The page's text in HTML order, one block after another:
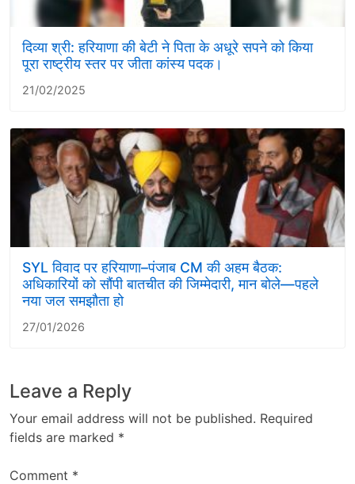
दिव्या श्री: हरियाणा की बेटी ने पिता के अधूरे सपने को किया
पूरा राष्ट्रीय स्तर पर जीता कांस्य पदक।
21/02/2025
SYL विवाद पर हरियाणा–पंजाब CM की अहम बैठक:
अधिकारियों को सौंपी बातचीत की जिम्मेदारी, मान बोले—पहले
नया जल समझौता हो
27/01/2026
Leave a Reply
Your email address will not be published. Required
fields are marked *
Comment *